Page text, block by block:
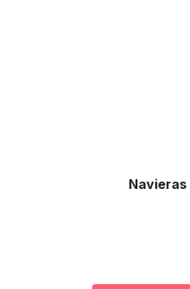
Navieras